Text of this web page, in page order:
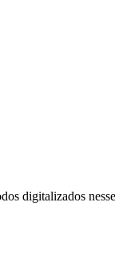
digitalizados